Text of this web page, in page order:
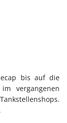
bis auf die
vergangenen